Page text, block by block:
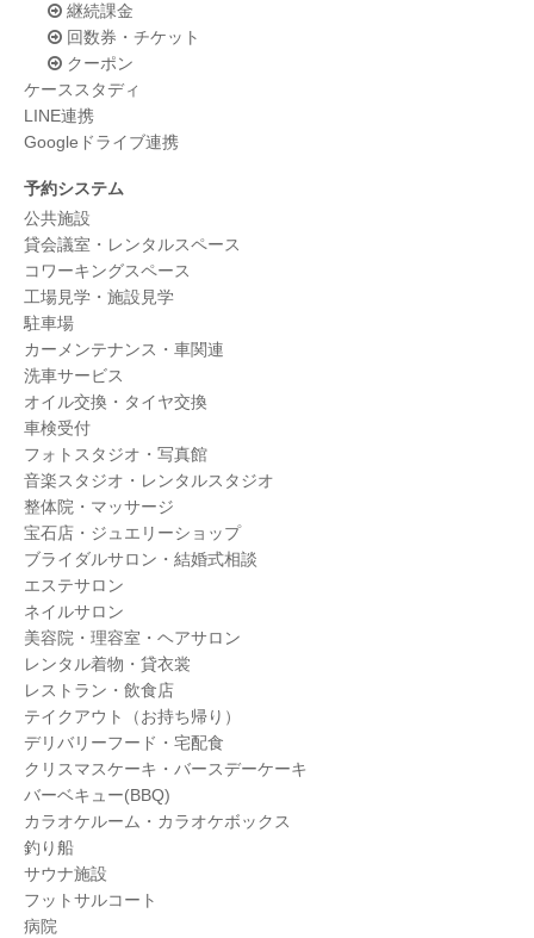
継続課金
回数券・チケット
クーポン
ケーススタディ
LINE連携
Googleドライブ連携
予約システム
公共施設
貸会議室・レンタルスペース
コワーキングスペース
工場見学・施設見学
駐車場
カーメンテナンス・車関連
洗車サービス
オイル交換・タイヤ交換
車検受付
フォトスタジオ・写真館
音楽スタジオ・レンタルスタジオ
整体院・マッサージ
宝石店・ジュエリーショップ
ブライダルサロン・結婚式相談
エステサロン
ネイルサロン
美容院・理容室・ヘアサロン
レンタル着物・貸衣裳
レストラン・飲食店
テイクアウト（お持ち帰り）
デリバリーフード・宅配食
クリスマスケーキ・バースデーケーキ
バーベキュー(BBQ)
カラオケルーム・カラオケボックス
釣り船
サウナ施設
フットサルコート
病院